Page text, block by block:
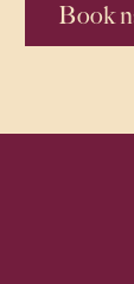
Book